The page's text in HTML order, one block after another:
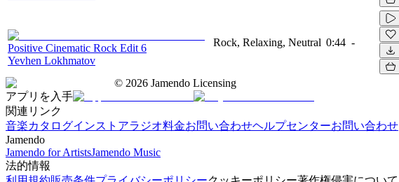
Positive Cinematic Rock Edit 6
Yevhen Lokhmatov
Rock, Relaxing, Neutral 0:44 -
© 2026 Jamendo Licensing
アプリを入手
関連リンク
音楽カタログインストアラジオ料金お問い合わせヘルプセンターお問い合わせ
Jamendo
Jamendo for ArtistsJamendo Music
法的情報